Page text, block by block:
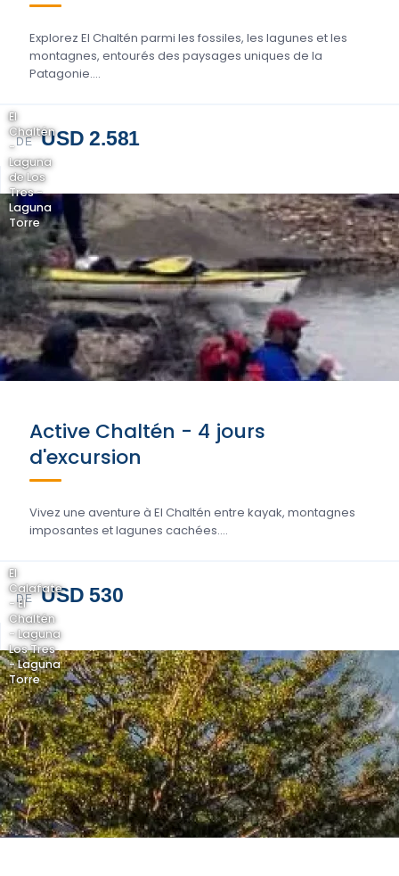
Explorez El Chaltén parmi les fossiles, les lagunes et les
montagnes, entourés des paysages uniques de la
Patagonie....
DE USD 2.581
El
Chaltén
-
Laguna
de Los
Tres -
Laguna
Torre
Active Chaltén - 4 jours
d'excursion
Vivez une aventure à El Chaltén entre kayak, montagnes
imposantes et lagunes cachées....
DE USD 530
El
Calafate
- El
Chaltén
- Laguna
Los Tres
- Laguna
Torre